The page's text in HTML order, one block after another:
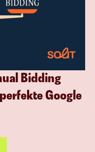
Bidding
Google